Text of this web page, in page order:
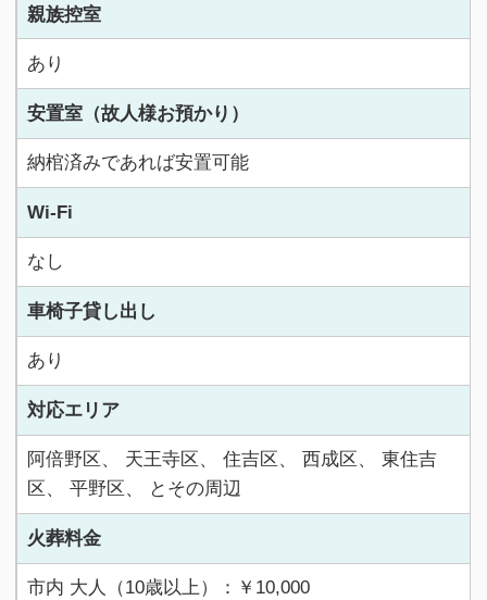
親族控室
あり
安置室（故人様お預かり）
納棺済みであれば安置可能
Wi-Fi
なし
車椅子貸し出し
あり
対応エリア
阿倍野区、 天王寺区、 住吉区、 西成区、 東住吉
区、 平野区、 とその周辺
火葬料金
市内 大人（10歳以上）：￥10,000